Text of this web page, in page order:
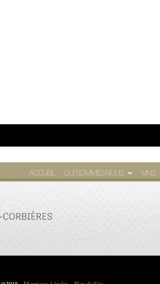
ACCUEIL QUI SOMMES-NOUS VINS